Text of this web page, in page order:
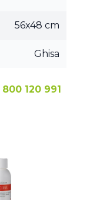
56x48 cm
Ghisa
800 120 991